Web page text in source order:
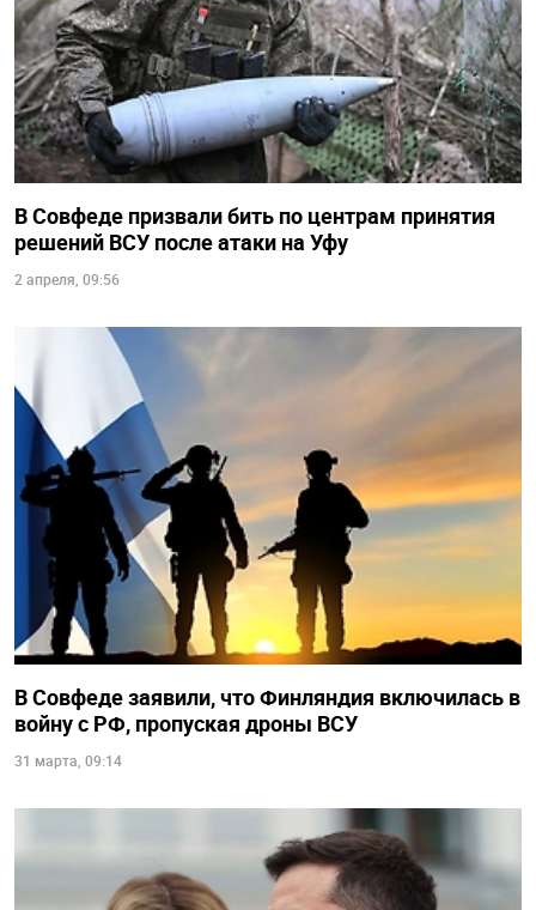
В Совфеде призвали бить по центрам принятия
решений ВСУ после атаки на Уфу
2 апреля, 09:56
В Совфеде заявили, что Финляндия включилась в
войну с РФ, пропуская дроны ВСУ
31 марта, 09:14